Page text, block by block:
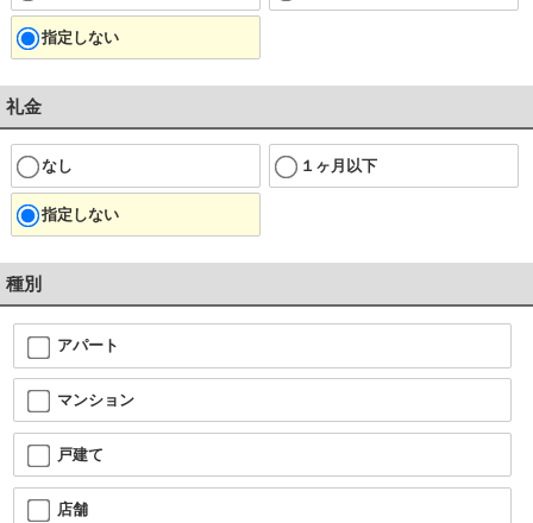
指定しない
礼金
なし １ヶ月以下
指定しない
種別
アパート
マンション
戸建て
店舗